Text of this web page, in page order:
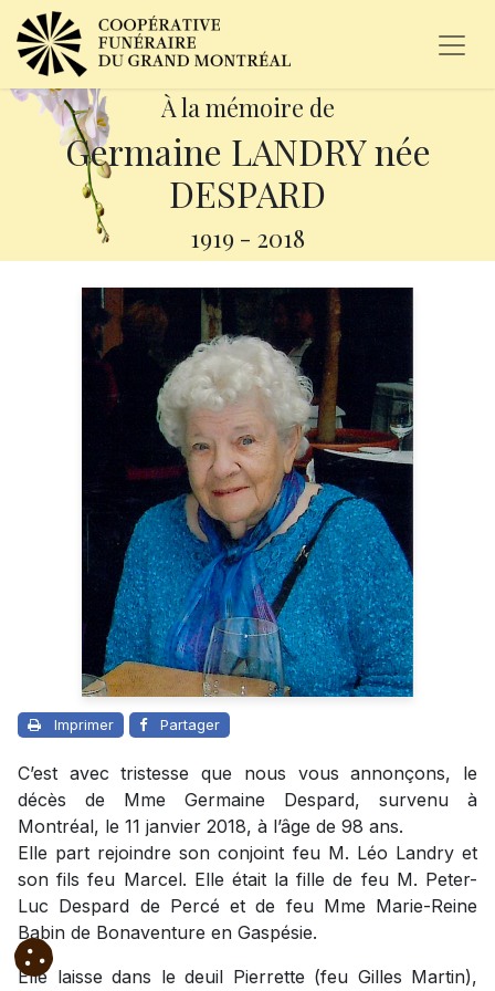
À la mémoire de
Germaine LANDRY née
DESPARD
1919 - 2018
Imprimer Partager
C’est avec tristesse que nous vous annonçons, le
décès de Mme Germaine Despard, survenu à
Montréal, le 11 janvier 2018, à l’âge de 98 ans.
Elle part rejoindre son conjoint feu M. Léo Landry et
son fils feu Marcel. Elle était la fille de feu M. Peter-
Luc Despard de Percé et de feu Mme Marie-Reine
Babin de Bonaventure en Gaspésie.
Elle laisse dans le deuil Pierrette (feu Gilles Martin),